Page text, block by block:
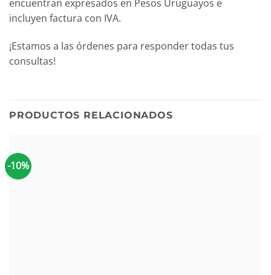
encuentran expresados en Pesos Uruguayos e
incluyen factura con IVA.
¡Estamos a las órdenes para responder todas tus
consultas!
PRODUCTOS RELACIONADOS
-10%